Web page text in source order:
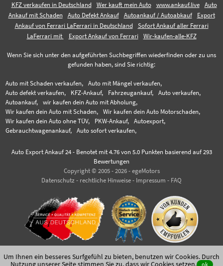
KFZ verkaufen in Deutschland Wer kauft mein Auto www.ankauf.live
Auto
Ankauf mit Schaden
Auto Defekt Ankauf Autoankauf / Autoabkauf
Export
Ankauf von Ferrari LaFerrari in Deutschland
Sofort Ankauf aller Ferrari
LaFerrari mit
Export Ankauf von Ferrari Wir-kaufen-alle-KFZ
Wenn Sie sich unter den aufgeführten Suchbegriffen wiederfinden oder zu uns
gefunden haben, sind Sie richtig:
Auto mit Schaden verkaufen,
Auto mit Mängel verkaufen,
Auto defekt verkaufen,
KFZ-Ankauf, Fahrzeugankauf,
Auto verkaufen,
Autoankauf,
wir kaufen dein Auto mit Abholung,
Wir kaufen dein Auto mit Schaden,
Wir kaufen dein Auto Motorschaden,
Wir kaufen dein Auto ohne TÜV,
PKW-Ankauf,
Autoexport,
Gebrauchtwagenankauf,
Auto sofort verkaufen,
Auto Export Ankauf 24- Benotet mit 4.76von 5.0 Punkten basierend auf 293
Bewertungen
Copyright © 2005 - 2026 - egeMotors
Datenschutz - rechtliche Hinweise - Impressum - FAQ
Um Ihnen ein besseres Surfgefühl zu bieten, benutzen wir Cookies. Durch
Nutzung unserer Seite stimmen Sie zu,dass wir Cookies setzen. ok